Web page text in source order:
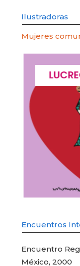
Ilustradoras
Mujeres
Encuentros
Encuentro
México, 2000